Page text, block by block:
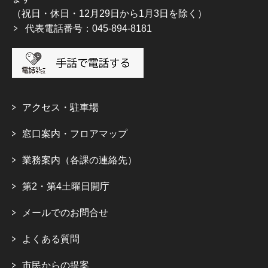
（祝日・休日・12月29日から1月3日を除く）
代表電話番号：045-894-8181
アクセス・駐車場
窓口案内・フロアマップ
業務案内（各課の連絡先）
第2・第4土曜日開庁
メールでのお問合せ
よくある質問
市民からの提案